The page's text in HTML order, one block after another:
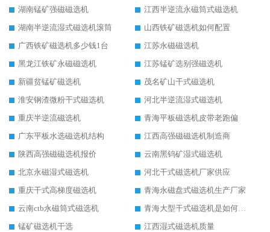
湖南锰矿强磁磁选机
江西半逆流永磁筒式磁选机
湖南半逆流湿式磁选机滚筒
山西铁矿磁选机如何配置
广西铁矿磁选机多少钱1台
江苏永磁磁选机
黑龙江铁矿永磁磁选机
江苏锰矿选别强磁选机
新疆贫锰矿磁选机
茂名矿山干式磁选机
淮安钢渣微粉干式磁选机
河北半逆流湿式磁选机
重庆半逆流磁选机
青海平板磁选机皮带老跑偏
广东平板水选磁选机结构
江西高强磁磁选机制造商
陕西高强磁磁选机报价
云南黑钨矿湿式磁选机
北京永磁湿式磁选机
河北干式磁选机厂家供应
重庆干式高梯度磁选机
青海永磁盘式磁选机生产厂家
云南ctb永磁筒式磁选机
青海大型干式磁选机是如何选矿的
锰矿磁选机干选
江西湿式磁选机质量